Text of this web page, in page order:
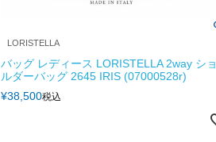
LORISTELLA
バッグ レディース LORISTELLA 2way ショ
ルダーバッグ 2645 IRIS (07000528r)
¥38,500税込